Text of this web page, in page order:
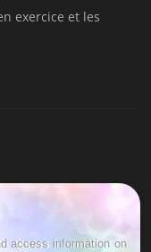
exercice et les
access information on